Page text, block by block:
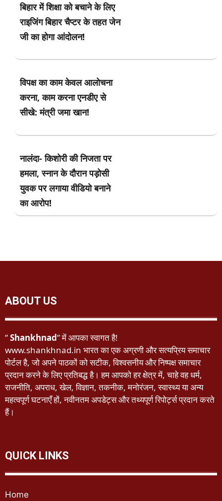
बिहार में शिक्षा को बचाने के लिए
राइजिंग बिहार चैप्टर के तहत जेन
जी का होगा आंदोलन!
विपक्ष का काम केवल आलोचना
करना, काम करना एनडीए से
सीखे: मंत्री जमा खान!
नालंदा- किशोरी की निजता पर
हमला, स्नान के दौरान पड़ोसी
युवक पर लगाया वीडियो बनाने
का आरोप!
ABOUT US
”Shankhnad” में आपका स्वागत है!
www.shankhnad.in भारत का एक अग्रणी और सत्यप्रिय समाचार
पोर्टल है, जो अपने पाठकों को सटीक, विश्वसनीय और निष्पक्ष समाचार
प्रदान करने के लिए प्रतिबद्ध है। हम आपको हर क्षेत्र में, चाहे वह धर्म,
राजनीति, अपराध, खेल, विज्ञान, तकनीक, मनोरंजन, स्वास्थ्य या अन्य
महत्वपूर्ण घटनाएँ हों, नवीनतम अपडेट्स और तथ्यपूर्ण रिपोर्ट्स प्रदान करते
हैं।
QUICK LINKS
Home